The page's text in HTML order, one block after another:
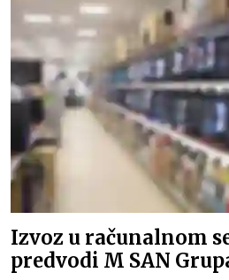
Izvoz u računalnom
predvodi M SAN